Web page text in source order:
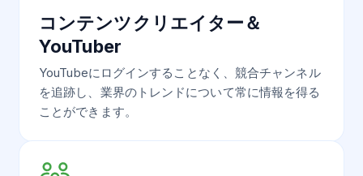
コンテンツクリエイター＆
YouTuber
YouTubeにログインすることなく、競合チャンネル
を追跡し、業界のトレンドについて常に情報を得る
ことができます。